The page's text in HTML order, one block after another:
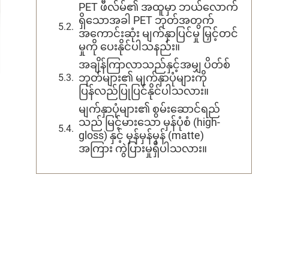
PET ဖီလ်မ်၏ အထူမှာ ဘယ်လောက်
ရှိသောအခါ PET ဘုတ်အတွက်
အကောင်းဆုံး မျက်နှာပြင်မှု မြှင့်တင်
မှုကို ပေးနိုင်ပါသနည်း။
အချိန်ကြာလာသည်နှင့်အမျှ ပိတ်စ်
ဘုတ်များ၏ မျက်နှာပုံများကို
ပြန်လည်ပြုပြင်နိုင်ပါသလား။
မျက်နှာပုံများ၏ စွမ်းဆောင်ရည်
သည် မြင့်မားသော မှန်ပုံစံ (high-
gloss) နှင့် မှန်မှန်မှန် (matte)
အကြား ကွဲပြားမှုရှိပါသလား။